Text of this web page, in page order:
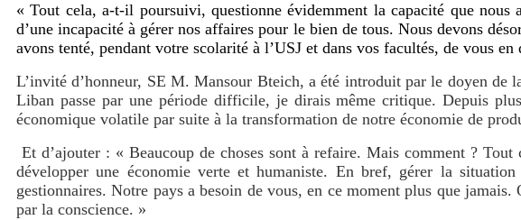
« Tout cela, a-t-il poursuivi, questionne évidemment la capacité que
d’une incapacité à gérer nos affaires pour le bien de tous. Nous devons
avons tenté, pendant votre scolarité à l’USJ et dans vos facultés, de vous
L’invité d’honneur, SE M. Mansour Bteich, a été introduit par le doyen
Liban passe par une période difficile, je dirais même critique. Depuis
économique volatile par suite à la transformation de notre économie de
Et d’ajouter : « Beaucoup de choses sont à refaire. Mais comment ?
développer une économie verte et humaniste. En bref, gérer la
gestionnaires. Notre pays a besoin de vous, en ce moment plus que
par la conscience. »